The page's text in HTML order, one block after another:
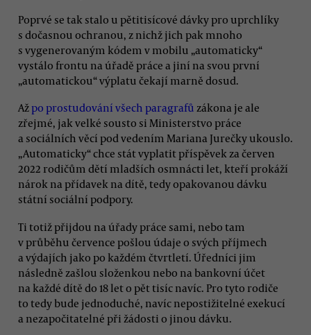
Poprvé se tak stalo u pětitisícové dávky pro uprchlíky
s dočasnou ochranou, z nichž jich pak mnoho
s vygenerovaným kódem v mobilu „automaticky“
vystálo frontu na úřadě práce a jiní na svou první
„automatickou“ výplatu čekají marně dosud.
Až po prostudování všech paragrafů zákona je ale
zřejmé, jak velké sousto si Ministerstvo práce
a sociálních věcí pod vedením Mariana Jurečky ukouslo.
„Automaticky“ chce stát vyplatit příspěvek za červen
2022 rodičům dětí mladších osmnácti let, kteří prokáží
nárok na přídavek na dítě, tedy opakovanou dávku
státní sociální podpory.
Ti totiž přijdou na úřady práce sami, nebo tam
v průběhu července pošlou údaje o svých příjmech
a výdajích jako po každém čtvrtletí. Úředníci jim
následně zašlou složenkou nebo na bankovní účet
na každé dítě do 18 let o pět tisíc navíc. Pro tyto rodiče
to tedy bude jednoduché, navíc nepostižitelné exekucí
a nezapočitatelné při žádosti o jinou dávku.